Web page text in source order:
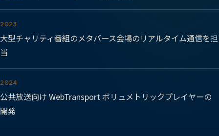
2023
大型チャリティ番組のメタバース会場のリアルタイム通信を担
当
2024
公共放送向け WebTransport ボリュメトリックプレイヤーの
開発